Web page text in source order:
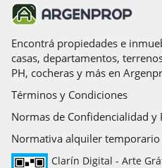
Encontrá propiedades e
casas, departamentos,
PH, cocheras y más en
Términos y Condiciones
Normas de Confidencialidad y
Normativa alquiler
Clarín Digital - Arte